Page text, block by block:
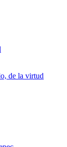
de la virtud